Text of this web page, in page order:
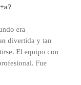
era
divertida y tan
El equipo con
Fue